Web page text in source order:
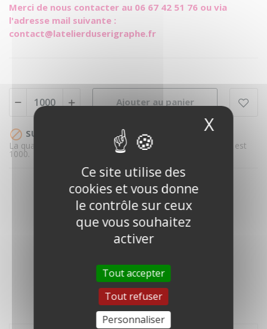
Ce site utilise des
cookies et vous donne
le contrôle sur ceux
que vous souhaitez
activer
Tout accepter
Tout refuser
Personnaliser
X
Merci de nous contacter au 06 67 42 51 76 ou via
l'adresse mail suivante :
contact@latelierduserigraphe.fr
Ajouter au panier
 SUR DEVIS
La quantité minimale pour pouvoir commander ce produit est
1000.
DÉTAILS DU PRODUIT
AVIS